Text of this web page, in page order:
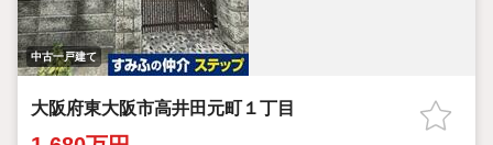
中古一戸建て
大阪府東大阪市高井田元町１丁目